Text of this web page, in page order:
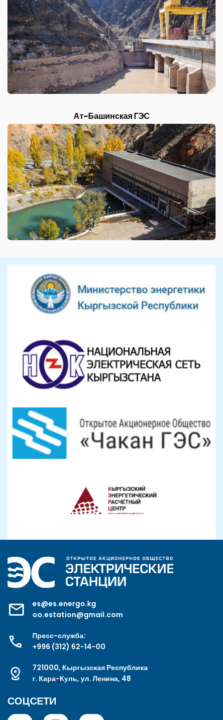
Ат-Башинская ГЭС
es@es.energo.kg
oo.estation@gmail.com
Пресс-служба:
+996 (312) 62-14-00
721000, Кыргызская Республика
г. Кара-Куль, ул. Ленина, 48
СОЦСЕТИ